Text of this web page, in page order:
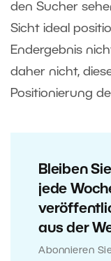
den Sucher
Sicht ideal
Endergebnis
daher nicht,
Positionierung
Bleiben
jede
aus der
Abonnieren